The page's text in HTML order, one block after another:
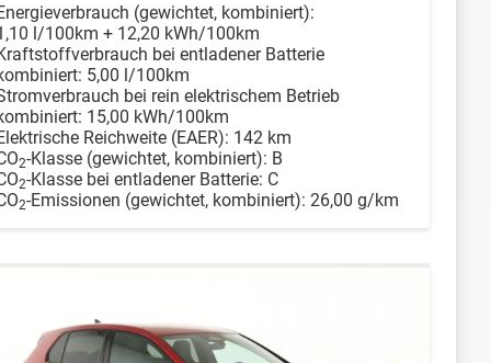
(gewichtet, kombiniert):
l/100km + 12,20 kWh/100km
bei entladener Batterie
5,00 l/100km
bei rein elektrischem Betrieb
15,00 kWh/100km
Reichweite (EAER): 142 km
2-Klasse (gewichtet, kombiniert): B
2-Klasse bei entladener Batterie: C
2-Emissionen (gewichtet, kombiniert): 26,00 g/km